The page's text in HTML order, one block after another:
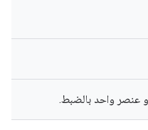
عنصر واحد بالضبط.